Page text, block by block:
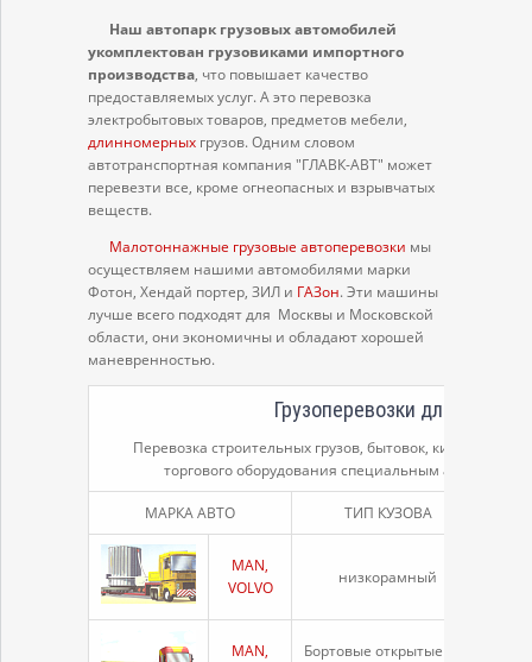
Наш автопарк грузовых автомобилей
укомплектован грузовиками импортного
производства, что повышает качество
предоставляемых услуг. А это перевозка
электробытовых товаров, предметов мебели,
длинномерных грузов. Одним словом
автотранспортная компания "ГЛАВК-АВТ" может
перевезти все, кроме огнеопасных и взрывчатых
веществ.
Малотоннажные грузовые автоперевозки мы
осуществляем нашими автомобилями марки
Фотон, Хендай портер, ЗИЛ и ГАЗон. Эти машины
лучше всего подходят для Москвы и Московской
области, они экономичны и обладают хорошей
маневренностью.
Грузоперевозки
Перевозка строительных грузов, бытовок, кирпича,
торгового оборудования специальным
МАРКА АВТО ТИП КУЗОВА
MAN,
VOLVO
низкорамный
MAN,
Бортовые открытые (12,